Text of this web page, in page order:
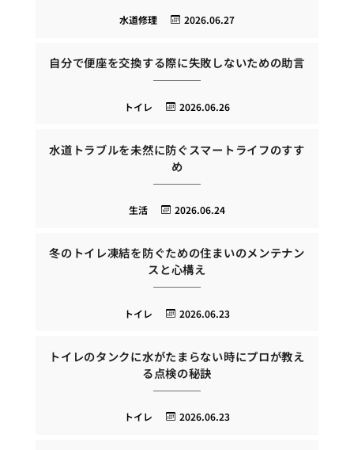
2026.06.27
水道修理
自分で便座を交換する際に失敗しないための助言
2026.06.26
トイレ
水道トラブルを未然に防ぐスマートライフのすす
め
2026.06.24
生活
冬のトイレ凍結を防ぐための住まいのメンテナン
スと心構え
2026.06.23
トイレ
トイレのタンクに水がたまらない時にプロが教え
る点検の秘訣
2026.06.23
トイレ